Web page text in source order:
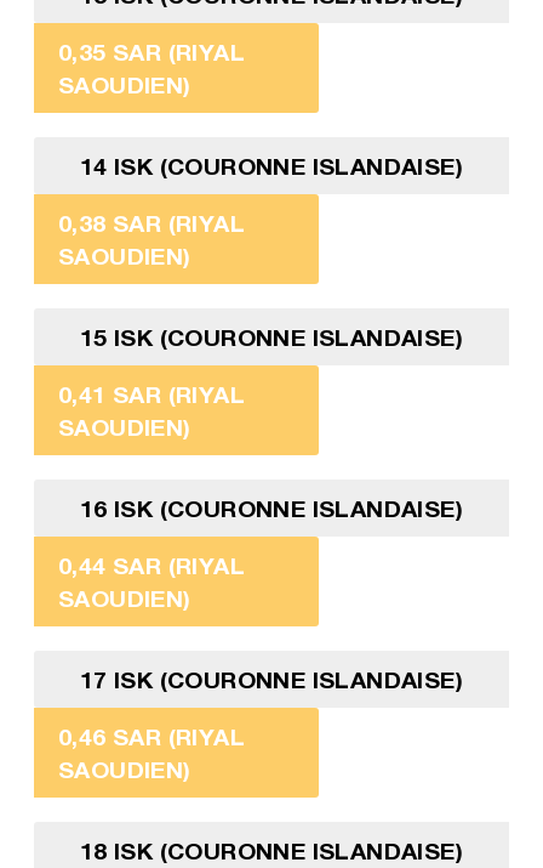
0,35 SAR (RIYAL
SAOUDIEN)
14 ISK (COURONNE ISLANDAISE)
0,38 SAR (RIYAL
SAOUDIEN)
15 ISK (COURONNE ISLANDAISE)
0,41 SAR (RIYAL
SAOUDIEN)
16 ISK (COURONNE ISLANDAISE)
0,44 SAR (RIYAL
SAOUDIEN)
17 ISK (COURONNE ISLANDAISE)
0,46 SAR (RIYAL
SAOUDIEN)
18 ISK (COURONNE ISLANDAISE)